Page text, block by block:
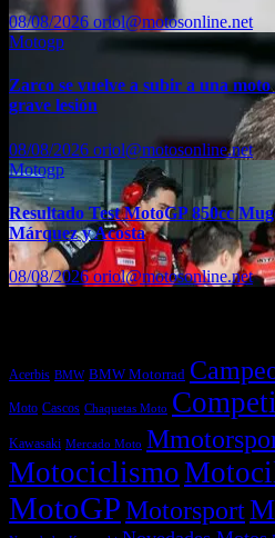
08/08/2026 oriol@motosonline.net
Motogp
Zarco se vuelve a subir a una moto
grave lesión
08/08/2026 oriol@motosonline.net
Motogp
Resultado Test MotoGP 850cc
Márquez y Acosta
08/08/2026oriol@motosonline.net
Acerbis BMW BMW Motorrad
Moto Cascos Chaquetas Moto
Kawasaki Mercado Moto
Motociclismo
MotoGPMotorsport